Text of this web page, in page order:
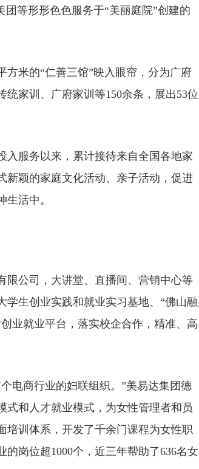
等形形色色服务于“美丽庭院”创建的
米的“仁善三馆”映入眼帘，分为广府
家训、广府家训等150余条，展出53位
服务以来，累计接待来自全国各地家
新颖的家庭文化活动、亲子活动，促进
活中。
公司，大讲堂、直播间、营销中心等
学生创业实践和就业实习基地、“佛山融
业就业平台，落实校企合作，精准、高
商行业的妇联组织。”美易达集团德
式和人才就业模式，为女性管理者和员
培训体系，开发了千余门课程为女性职
岗位超1000个，近三年帮助了636名女